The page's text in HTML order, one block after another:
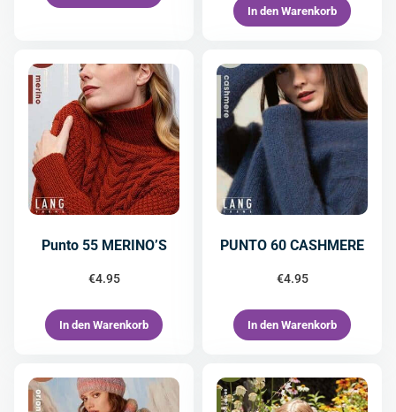
In den Warenkorb
Punto 55 MERINO’S
€4.95
In den Warenkorb
PUNTO 60 CASHMERE
€4.95
In den Warenkorb